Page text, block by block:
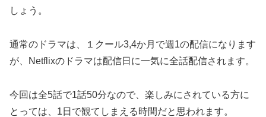
しょう。
通常のドラマは、１クール3,4か月で週1の配信になります
が、Netflixのドラマは配信日に一気に全話配信されます。
今回は全5話で1話50分なので、楽しみにされている方に
とっては、1日で観てしまえる時間だと思われます。